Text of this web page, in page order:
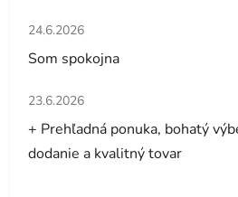
Hodnotenie obchodu je 5 z 5
24.6.2026
Som spokojna
Hodnotenie obchodu je 5 z 5
23.6.2026
+ Prehľadná ponuka, bohatý
dodanie a kvalitný tovar